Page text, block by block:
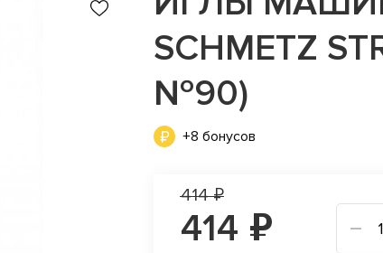
SCHMETZ
№90)
+8 бонусов
414 ₽
414 ₽